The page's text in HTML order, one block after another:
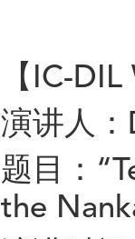
【IC-
演讲人：
题目：
the